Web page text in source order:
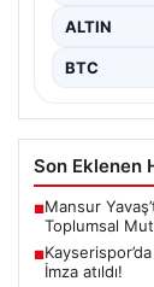
ALTIN
BTC
Son Eklenen
■Mansur
Toplumsal
■
İmza atıldı!